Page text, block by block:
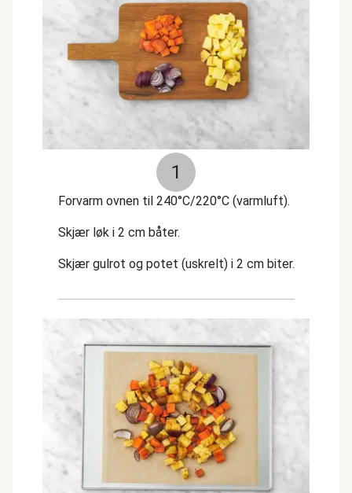
1
Forvarm ovnen til 240°C/220°C (varmluft).
Skjær løk i 2 cm båter.
Skjær gulrot og potet (uskrelt) i 2 cm biter.